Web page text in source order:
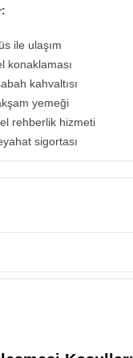
ile ulaşım
konaklaması
kahvaltısı
yemeği
rehberlik hizmeti
sigortası